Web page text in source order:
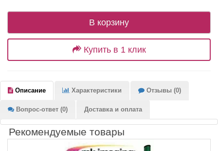
В корзину
Купить в 1 клик
Описание Характеристики Отзывы (0)
Вопрос-ответ (0) Доставка и оплата
Рекомендуемые товары